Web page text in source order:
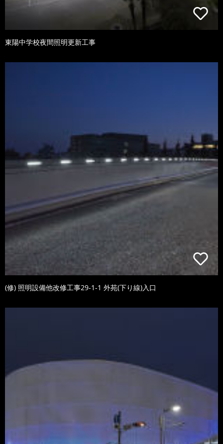
東陽中学校夜間照明更新工事
(修) 照明設備他改修工事29-1-1 外苑(下り線)入口